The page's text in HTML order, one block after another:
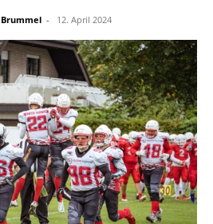
Brummel - 12. April 2024